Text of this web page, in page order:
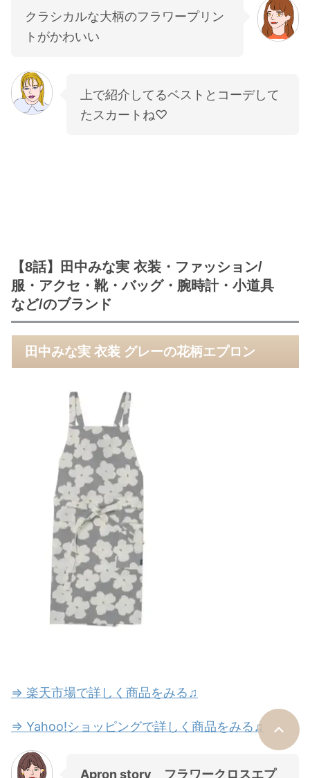
クラシカルな大柄のフラワープリン
トがかわいい
上で紹介してるベストとコーデして
たスカートね♡
【8話】田中みな実 衣装・ファッション/
服・アクセ・靴・バッグ・腕時計・小道具
など/のブランド
田中みな実 衣装 グレーの花柄エプロン
⇒ 楽天市場で詳しく商品をみる♫
⇒ Yahoo!ショッピングで詳しく商品をみる♫
Apron story フラワークロスエプ